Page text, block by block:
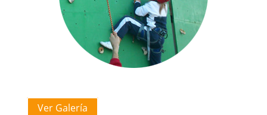
Ver Galería